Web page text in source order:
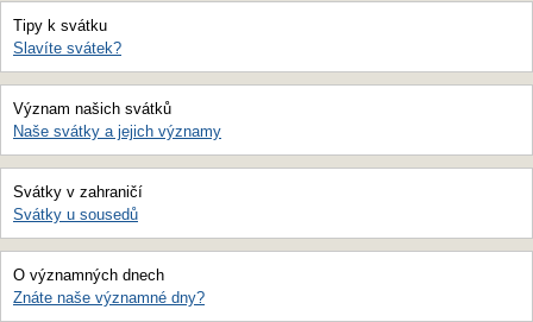
Tipy k svátku
Slavíte svátek?
Význam našich svátků
Naše svátky a jejich významy
Svátky v zahraničí
Svátky u sousedů
O významných dnech
Znáte naše významné dny?